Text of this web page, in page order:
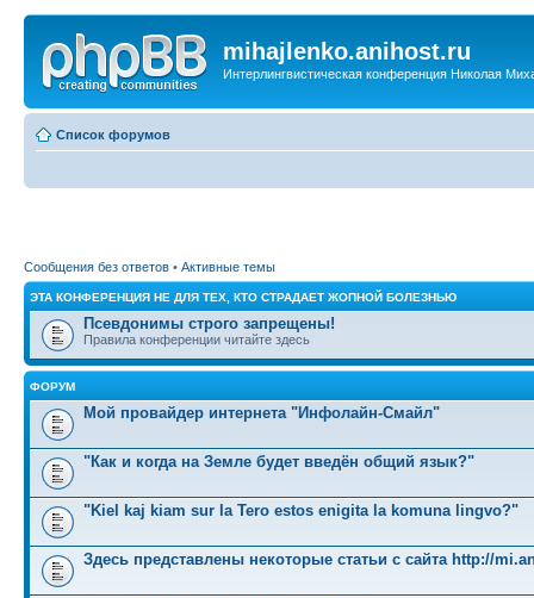
mihajlenko.anihost.ru
Интерлингвистическая конференция Николая
Список форумов
Сообщения без ответов • Активные темы
ЭТА КОНФЕРЕНЦИЯ НЕ ДЛЯ ТЕХ, КТО СТРАДАЕТ ЖОПНОЙ БОЛЕЗНЬЮ
Псевдонимы строго запрещены!
Правила конференции читайте здесь
ФОРУМ
Мой провайдер интернета "Инфолайн-Смайл"
"Как и когда на Земле будет введён общий язык?"
"Kiel kaj kiam sur la Tero estos enigita la komuna lingvo?"
Здесь представлены некоторые статьи с сайта http://